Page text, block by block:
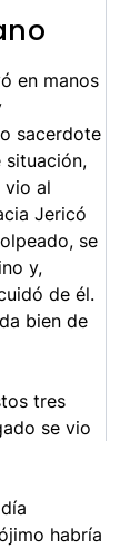
en manos
sacerdote
situación,
vio al
Jericó
se
y,
de él.
bien de
tres
se vio
habría